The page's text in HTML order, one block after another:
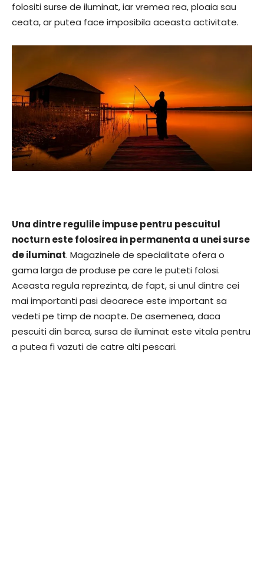
folositi surse de iluminat, iar vremea rea, ploaia sau
ceata, ar putea face imposibila aceasta activitate.
Una dintre regulile impuse pentru pescuitul
nocturn este folosirea in permanenta a unei surse
de iluminat. Magazinele de specialitate ofera o
gama larga de produse pe care le puteti folosi.
Aceasta regula reprezinta, de fapt, si unul dintre cei
mai importanti pasi deoarece este important sa
vedeti pe timp de noapte. De asemenea, daca
pescuiti din barca, sursa de iluminat este vitala pentru
a putea fi vazuti de catre alti pescari.